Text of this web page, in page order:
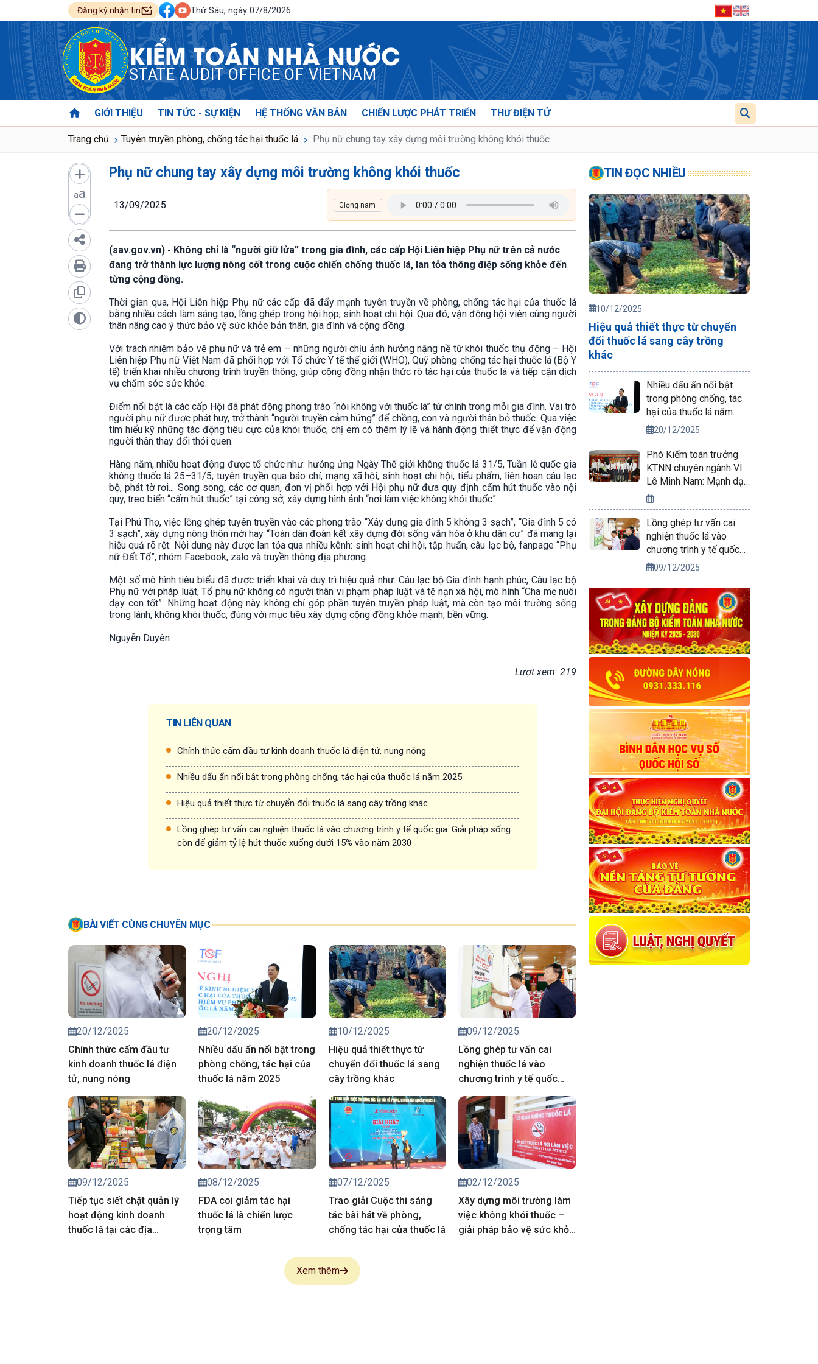
Đăng ký nhận tin Thứ Sáu, ngày 07/8/2026
KIỂM TOÁN NHÀ NƯỚC
STATE AUDIT OFFICE OF VIETNAM
GIỚI THIỆU TIN TỨC - SỰ KIỆN HỆ THỐNG VĂN BẢN CHIẾN LƯỢC PHÁT TRIỂN THƯ ĐIỆN TỬ
Trang chủ Tuyên truyền phòng, chống tác hại thuốc lá Phụ nữ chung tay xây dựng môi trường không khói thuốc
aa
Phụ nữ chung tay xây dựng môi trường không khói thuốc
13/09/2025
(sav.gov.vn) - Không chỉ là “người giữ lửa” trong gia đình, các cấp Hội Liên hiệp Phụ nữ trên cả nước
đang trở thành lực lượng nòng cốt trong cuộc chiến chống thuốc lá, lan tỏa thông điệp sống khỏe đến
từng cộng đồng.
Thời gian qua, Hội Liên hiệp Phụ nữ các cấp đã đẩy mạnh tuyên truyền về phòng, chống tác hại của thuốc lá
bằng nhiều cách làm sáng tạo, lồng ghép trong hội họp, sinh hoạt chi hội. Qua đó, vận động hội viên cùng người
thân nâng cao ý thức bảo vệ sức khỏe bản thân, gia đình và cộng đồng.
Với trách nhiệm bảo vệ phụ nữ và trẻ em – những người chịu ảnh hưởng nặng nề từ khói thuốc thụ động – Hội
Liên hiệp Phụ nữ Việt Nam đã phối hợp với Tổ chức Y tế thế giới (WHO), Quỹ phòng chống tác hại thuốc lá (Bộ Y
tế) triển khai nhiều chương trình truyền thông, giúp cộng đồng nhận thức rõ tác hại của thuốc lá và tiếp cận dịch
vụ chăm sóc sức khỏe.
Điểm nổi bật là các cấp Hội đã phát động phong trào “nói không với thuốc lá” từ chính trong mỗi gia đình. Vai trò
người phụ nữ được phát huy, trở thành “người truyền cảm hứng” để chồng, con và người thân bỏ thuốc. Qua việc
tìm hiểu kỹ những tác động tiêu cực của khói thuốc, chị em có thêm lý lẽ và hành động thiết thực để vận động
người thân thay đổi thói quen.
Hàng năm, nhiều hoạt động được tổ chức như: hưởng ứng Ngày Thế giới không thuốc lá 31/5, Tuần lễ quốc gia
không thuốc lá 25–31/5; tuyên truyền qua báo chí, mạng xã hội, sinh hoạt chi hội, tiểu phẩm, liên hoan câu lạc
bộ, phát tờ rơi... Song song, các cơ quan, đơn vị phối hợp với Hội phụ nữ đưa quy định cấm hút thuốc vào nội
quy, treo biển “cấm hút thuốc” tại công sở, xây dựng hình ảnh “nơi làm việc không khói thuốc”.
Tại Phú Thọ, việc lồng ghép tuyên truyền vào các phong trào “Xây dựng gia đình 5 không 3 sạch”, “Gia đình 5 có
3 sạch”, xây dựng nông thôn mới hay “Toàn dân đoàn kết xây dựng đời sống văn hóa ở khu dân cư” đã mang lại
hiệu quả rõ rệt. Nội dung này được lan tỏa qua nhiều kênh: sinh hoạt chi hội, tập huấn, câu lạc bộ, fanpage “Phụ
nữ Đất Tổ”, nhóm Facebook, zalo và truyền thông địa phương.
Một số mô hình tiêu biểu đã được triển khai và duy trì hiệu quả như: Câu lạc bộ Gia đình hạnh phúc, Câu lạc bộ
Phụ nữ với pháp luật, Tổ phụ nữ không có người thân vi phạm pháp luật và tệ nạn xã hội, mô hình “Cha mẹ nuôi
dạy con tốt”. Những hoạt động này không chỉ góp phần tuyên truyền pháp luật, mà còn tạo môi trường sống
trong lành, không khói thuốc, đúng với mục tiêu xây dựng cộng đồng khỏe mạnh, bền vững.
Nguyễn Duyên
Lượt xem: 219
TIN LIÊN QUAN
Chính thức cấm đầu tư kinh doanh thuốc lá điện tử, nung nóng
Nhiều dấu ẩn nổi bật trong phòng chống, tác hại của thuốc lá năm 2025
Hiệu quả thiết thực từ chuyển đổi thuốc lá sang cây trồng khác
Lồng ghép tư vấn cai nghiện thuốc lá vào chương trình y tế quốc gia: Giải pháp sống
còn để giảm tỷ lệ hút thuốc xuống dưới 15% vào năm 2030
BÀI VIẾT CÙNG CHUYÊN MỤC
20/12/2025
Chính thức cấm đầu tư
kinh doanh thuốc lá điện
tử, nung nóng
20/12/2025
Nhiều dấu ẩn nổi bật trong
phòng chống, tác hại của
thuốc lá năm 2025
10/12/2025
Hiệu quả thiết thực từ
chuyển đổi thuốc lá sang
cây trồng khác
09/12/2025
Lồng ghép tư vấn cai
nghiện thuốc lá vào
chương trình y tế quốc
gia: Giải pháp sống còn
để giảm tỷ lệ hút thuốc
xuống dưới 15% vào năm
2030
09/12/2025
Tiếp tục siết chặt quản lý
hoạt động kinh doanh
thuốc lá tại các địa
08/12/2025
FDA coi giảm tác hại
thuốc lá là chiến lược
trọng tâm
07/12/2025
Trao giải Cuộc thi sáng
tác bài hát về phòng,
chống tác hại của thuốc lá
02/12/2025
Xây dựng môi trường làm
việc không khói thuốc –
giải pháp bảo vệ sức khỏe
Xem thêm
TIN ĐỌC NHIỀU
10/12/2025
Hiệu quả thiết thực từ chuyển
đổi thuốc lá sang cây trồng
khác
Nhiều dấu ẩn nổi bật
trong phòng chống, tác
hại của thuốc lá năm
2025
20/12/2025
Phó Kiểm toán trưởng
KTNN chuyên ngành VI
Lê Minh Nam: Mạnh dạn
áp dụng sáng kiến mới
vào công tác kiểm toán
Lồng ghép tư vấn cai
nghiện thuốc lá vào
chương trình y tế quốc
gia: Giải pháp sống còn
xuống dưới 15% vào
năm 2030
09/12/2025